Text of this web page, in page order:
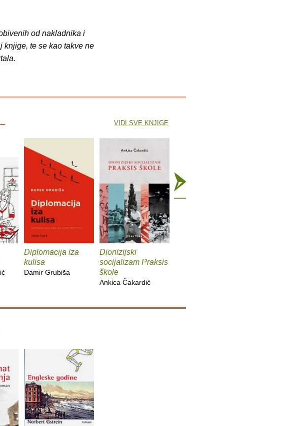
od nakladnika i
knjige, te se kao takve ne
Diplomacija iza
kulisa
Damir Grubiša
Dionizijski
socijalizam Praksis
škole
Ankica Čakardić
VIDI SVE KNJIGE